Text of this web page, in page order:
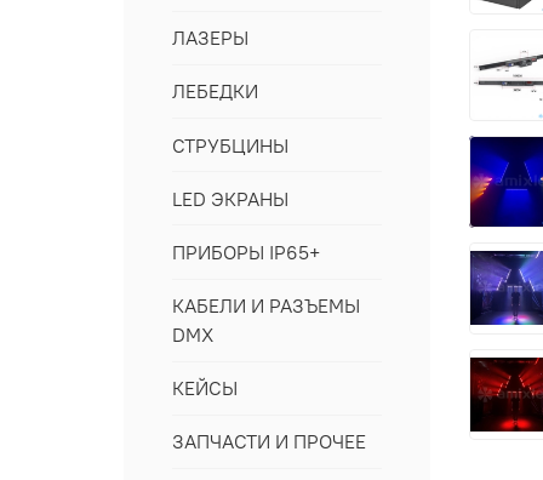
ЛАЗЕРЫ
ЛЕБЕДКИ
СТРУБЦИНЫ
LED ЭКРАНЫ
ПРИБОРЫ IP65+
КАБЕЛИ И РАЗЪЕМЫ
DMX
КЕЙСЫ
ЗАПЧАСТИ И ПРОЧЕЕ